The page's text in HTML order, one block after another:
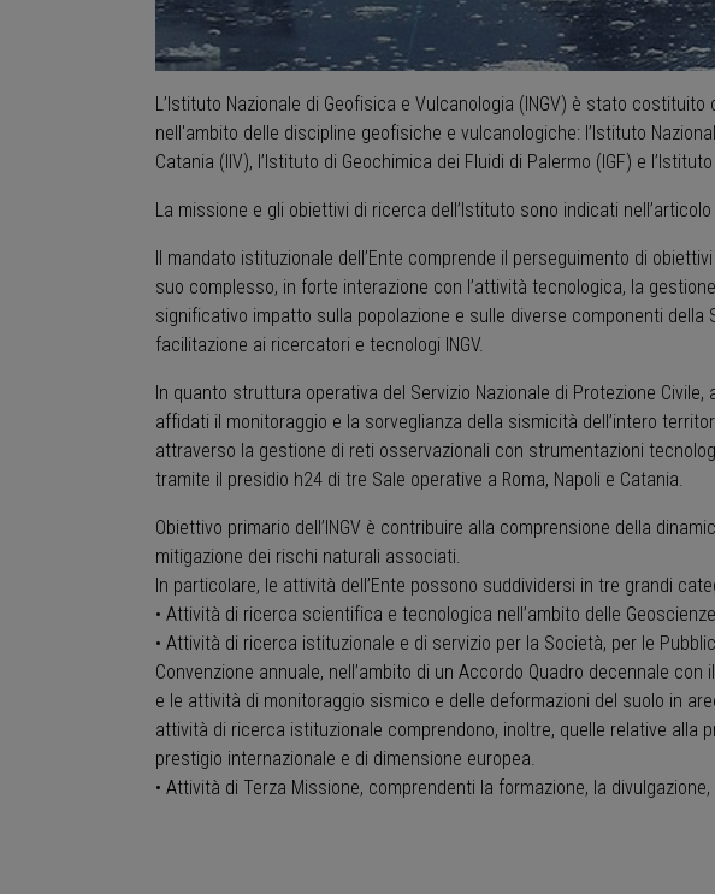
L’Istituto Nazionale di Geofisica e Vulcanologia (INGV) è stato
nell'ambito delle discipline geofisiche e vulcanologiche: l’Istituto
Catania (IIV), l’Istituto di Geochimica dei Fluidi di Palermo (IGF) e
La missione e gli obiettivi di ricerca dell’Istituto sono indicati
Il mandato istituzionale dell’Ente comprende il perseguimento di
suo complesso, in forte interazione con l’attività tecnologica, la
significativo impatto sulla popolazione e sulle diverse componenti
facilitazione ai ricercatori e tecnologi INGV.
In quanto struttura operativa del Servizio Nazionale di Protezione
affidati il monitoraggio e la sorveglianza della sismicità dell’intero
attraverso la gestione di reti osservazionali con strumentazioni
tramite il presidio h24 di tre Sale operative a Roma, Napoli e Catania.
Obiettivo primario dell’INGV è contribuire alla comprensione della
mitigazione dei rischi naturali associati.
In particolare, le attività dell’Ente possono suddividersi in tre grandi
• Attività di ricerca scientifica e tecnologica nell’ambito delle
• Attività di ricerca istituzionale e di servizio per la Società, per le
Convenzione annuale, nell’ambito di un Accordo Quadro decennale
e le attività di monitoraggio sismico e delle deformazioni del suolo in
attività di ricerca istituzionale comprendono, inoltre, quelle relative
prestigio internazionale e di dimensione europea.
• Attività di Terza Missione, comprendenti la formazione, la